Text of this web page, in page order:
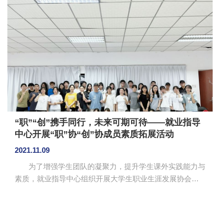
作服务中心“青苗”计划负责人关卉出席挂牌仪式。 关
卉表示，“青苗”计划是黄埔区青年地带知识城站的一项未成
年人自护教育项目，和学校志愿者服务队已进行了半年的
初步合作，志愿者的精神风貌和服务意识非常强，项目活
业化、稳定化进展。 ...
“职”“创”携手同行，未来可期可待——就业指导
中心开展“职”协“创”协成员素质拓展活动
2021.11.09
为了增强学生团队的凝聚力，提升学生课外实践能力与
素质，就业指导中心组织开展大学生职业生涯发展协会和